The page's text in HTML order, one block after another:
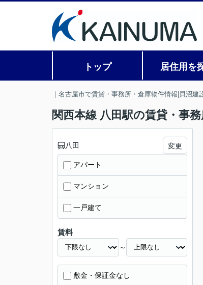
トップ 居住用を
｜名古屋市で賃貸・事務所・倉庫物件情報|貝沼建
関西本線 八田駅の賃貸・事
八田 変更
アパート
マンション
一戸建て
賃料
～
敷金・保証金なし